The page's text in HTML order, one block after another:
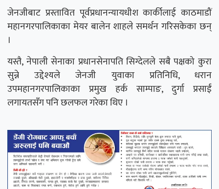
जेनजीबाट प्रस्तावित पूर्वप्रधानन्यायधीश कार्कीलाई काठमाडौं
महानगरपालिकाका मेयर बालेन शाहले समर्थन गरिसकेका छन्
।
यस्तै, नेपाली सेनाका प्रधानसेनापति सिग्देलले सबै पक्षको कुरा
सुन्ने उद्देश्यले जेनजी युवाका प्रतिनिधि, धरान
उपमहानगरपालिकाका प्रमुख हर्क साम्पाङ, दुर्गा प्रसाईं
लगायतसँग पनि छलफल गरेका थिए ।